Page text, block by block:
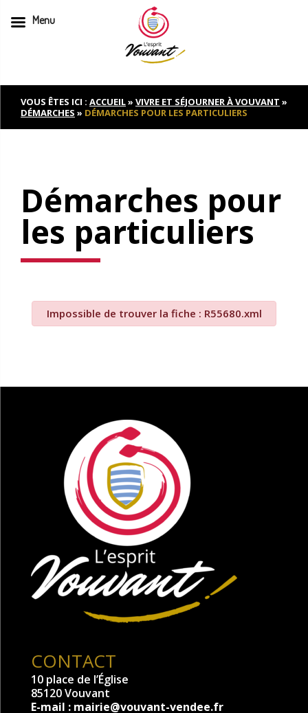
to
contentVOUS ÊTES ICI : ACCUEIL» VIVRE ET SÉJOURNER À VOUVANT »
DÉMARCHES » DÉMARCHES POUR LES PARTICULIERS
Démarches pour
les particuliers
Impossible de trouver la fiche : R55680.xml
CONTACT
10 place de l’Église
85120 Vouvant
E-mail : mairie@vouvant-vendee.fr
Menu